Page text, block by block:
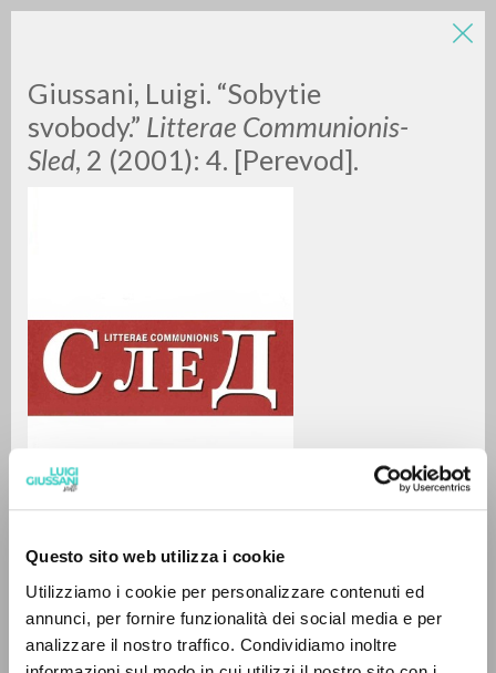
Questo sito web utilizza i cookie
Utilizziamo i cookie per personalizzare contenuti ed
annunci, per fornire funzionalità dei social media e per
analizzare il nostro traffico. Condividiamo inoltre
Giussani, Luigi. “Sobytie
svobody.” Litterae Communionis-
Sled, 2 (2001): 4. [Perevod].
Giussani Luigi Author
LUIGI
GIUSSANI
0RESULTS FOUND